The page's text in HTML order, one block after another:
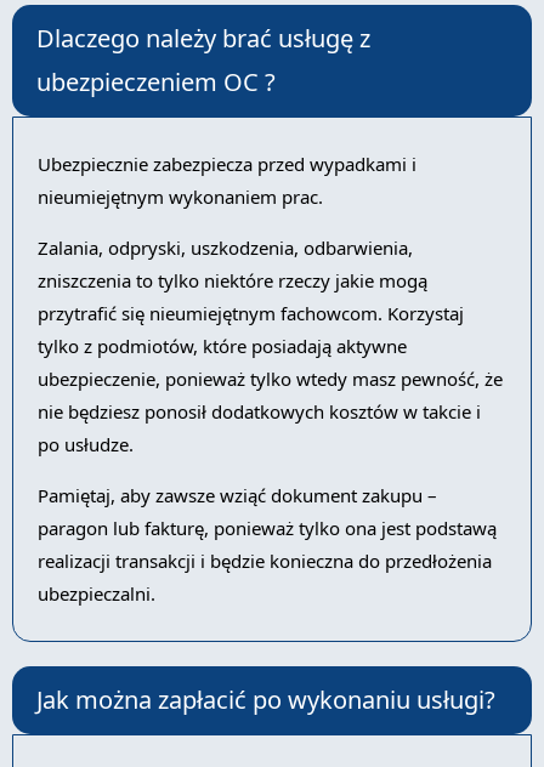
Dlaczego należy brać usługę z
ubezpieczeniem OC ?
Ubezpiecznie zabezpiecza przed wypadkami i
nieumiejętnym wykonaniem prac.
Zalania, odpryski, uszkodzenia, odbarwienia,
zniszczenia to tylko niektóre rzeczy jakie mogą
przytrafić się nieumiejętnym fachowcom. Korzystaj
tylko z podmiotów, które posiadają aktywne
ubezpieczenie, ponieważ tylko wtedy masz pewność, że
nie będziesz ponosił dodatkowych kosztów w takcie i
po usłudze.
Pamiętaj, aby zawsze wziąć dokument zakupu –
paragon lub fakturę, ponieważ tylko ona jest podstawą
realizacji transakcji i będzie konieczna do przedłożenia
ubezpieczalni.
Jak można zapłacić po wykonaniu usługi?